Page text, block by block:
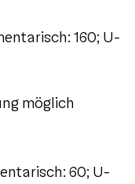
160; U-
möglich
60; U-